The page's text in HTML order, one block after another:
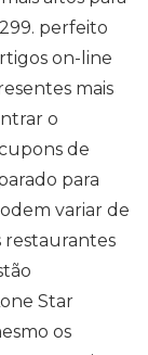
perfeito
on-line
mais
o
de
para
variar de
restaurantes
Star
os